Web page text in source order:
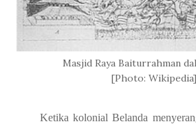
Masjid Raya Baiturrahman
[Photo: Wikipedia]
Ketika kolonial Belanda